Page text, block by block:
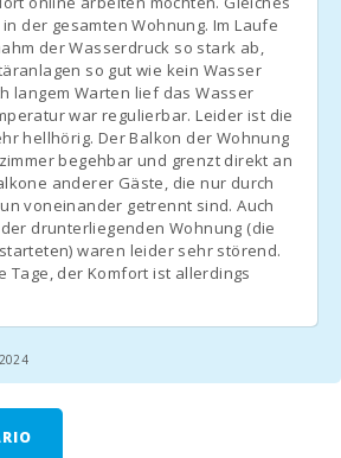
llegada, deben ponerse en contacto con
para comunicar su horario de llegada (nº
y organizar la recogida de llaves.
por favor contáctenos por teléfono
al alojamiento o punto de reunión
recepción se pondrá en contacto con
hora y lugar de recogida de llaves.
en una caja de seguridad. El importe
der gesamten Wohnung. Im Laufe
der Wasserdruck so stark ab,
so gut wie kein Wasser
langem Warten lief das Wasser
war regulierbar. Leider ist die
hellhörig. Der Balkon der Wohnung
begehbar und grenzt direkt an
anderer Gäste, die nur durch
voneinander getrennt sind. Auch
drunterliegenden Wohnung (die
waren leider sehr störend.
Tage, der Komfort ist allerdings